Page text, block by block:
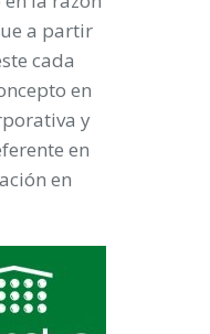
a partir
cada
en
y
en
en